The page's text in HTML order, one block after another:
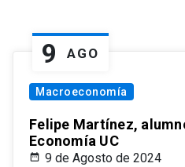
9 AGO
Macroeconomía
Felipe Martínez,
Economía UC
9 de Agosto de 2024